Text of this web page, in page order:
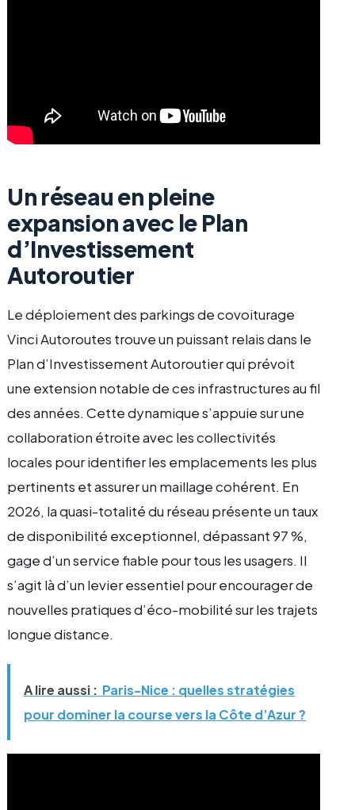
Un réseau en pleine
expansion avec le Plan
d’Investissement
Autoroutier
Le déploiement des parkings de covoiturage
Vinci Autoroutes trouve un puissant relais dans le
Plan d’Investissement Autoroutier qui prévoit
une extension notable de ces infrastructures au fil
des années. Cette dynamique s’appuie sur une
collaboration étroite avec les collectivités
locales pour identifier les emplacements les plus
pertinents et assurer un maillage cohérent. En
2026, la quasi-totalité du réseau présente un taux
de disponibilité exceptionnel, dépassant 97 %,
gage d’un service fiable pour tous les usagers. Il
s’agit là d’un levier essentiel pour encourager de
nouvelles pratiques d’éco-mobilité sur les trajets
longue distance.
A lire aussi : Paris-Nice : quelles stratégies
pour dominer la course vers la Côte d’Azur ?